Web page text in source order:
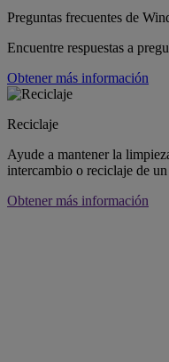
Preguntas frecuentes de
Encuentre respuestas a
Obtener más información
Reciclaje
Ayude a mantener la
intercambio o reciclaje de
Obtener más información